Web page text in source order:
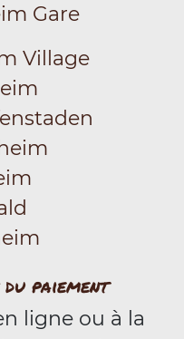
Gare
Village
paiement
ligne ou à la